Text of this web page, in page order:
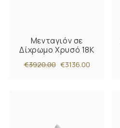
Μενταγιόν σε
Δίχρωμο Χρυσό 18K
€3920.00 €3136.00